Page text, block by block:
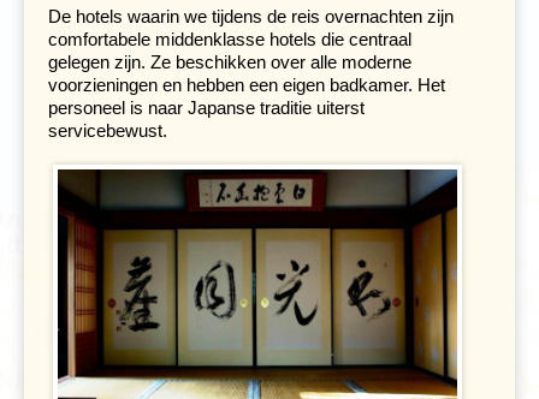
Todaiji-tempel, het grootste houten gebouw ter wereld. In
de tempel vind je een van de grootste bronzen boeddha
beeld ter wereld en indrukwekkende, zeven meter hoge
houten Nio-beelden. In het park eromheen staan nog
meer fraaie tempels, waarvan sommige uit de 7e en 8e
eeuw dateren.
De hotels waarin we tijdens de reis overnachten zijn
comfortabele middenklasse hotels die centraal
gelegen zijn. Ze beschikken over alle moderne
voorzieningen en hebben een eigen badkamer. Het
personeel is naar Japanse traditie uiterst
servicebewust.